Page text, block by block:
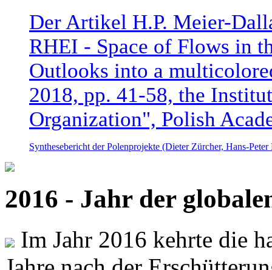
Der Artikel H.P. Meier-
RHEI - Space of Flows in
Outlooks into a
2018, pp. 41-58, the
Organization", Polish
Synthesebericht der Polenprojekte (Dieter Zürcher, Hans-
2016 - Jahr der
Im Jahr 2016 kehrte die